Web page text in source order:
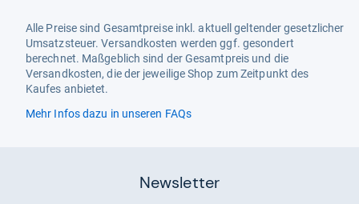
Alle Preise sind Gesamtpreise inkl. aktuell geltender gesetzlicher
Umsatzsteuer. Versandkosten werden ggf. gesondert
berechnet. Maßgeblich sind der Gesamtpreis und die
Versandkosten, die der jeweilige Shop zum Zeitpunkt des
Kaufes anbietet.
Mehr Infos dazu in unseren FAQs
Newsletter